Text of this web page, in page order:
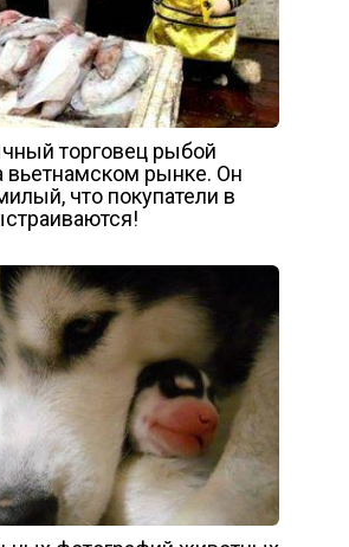
торговец рыбой
вьетнамском рынке. Он
что покупатели в